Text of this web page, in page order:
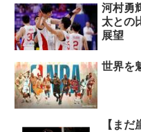
河村勇
太との
展望
世界を
【ま